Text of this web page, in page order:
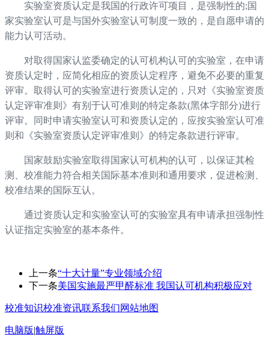
实验室资质认定是我国的行政许可项目，是强制性的;国
家实验室认可是与国外实验室认可制度一致的，是自愿申请的
能力认可活动。
对取得国家认监委确定的认可机构认可的实验室，在申请
资质认定时，应简化相应的资质认定程序，避免不必要的重复
评审。取得认可的实验室进行资质认定的，只对《实验室资质
认定评审准则》有别于认可准则的特定条款(黑体字部分)进行
评审。同时申请实验室认可和资质认定的，应按实验室认可准
则和《实验室资质认定评审准则》的特定条款进行评审。
国家鼓励实验室取得国家认可机构的认可，以保证其检
测、校准能力符合相关国际基本准则和通用要求，促进检测、
校准结果的国际互认。
通过资质认定和实验室认可的实验室具有申请承担强制性
认证指定实验室的基本条件。
上一条“十大计量”专业领域介绍
下一条美国实施最严甲醛标准 我国认可机构积极应对
校准知识校准资讯联系我们网站地图
电脑版|触屏版